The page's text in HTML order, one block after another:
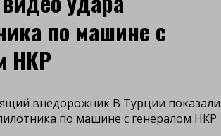
по машине с
НКР